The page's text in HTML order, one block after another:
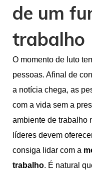
de um
trabalho
O momento de luto
pessoas. Afinal de
a notícia chega, as
com a vida sem a
ambiente de trabalho
líderes devem
consiga lidar com a
trabalho. É natural